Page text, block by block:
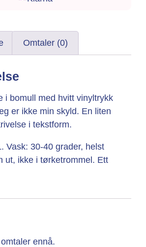
Omtaler (0)
i bomull med hvitt vinyltrykk
er ikke min skyld. En liten
i tekstform.
Vask: 30-40 grader, helst
ut, ikke i tørketrommel. Ett
ennå.